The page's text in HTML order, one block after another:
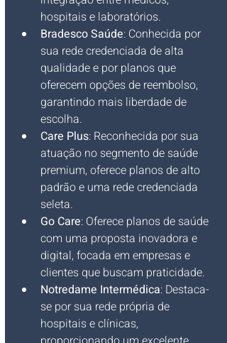
hospitais e laboratórios.
Bradesco Saúde: Conhecida por
sua rede credenciada de alta
qualidade e por planos que
oferecem opções de reembolso,
garantindo mais liberdade de
escolha.
Care Plus: Reconhecida por sua
atuação no segmento de saúde
premium, oferece planos de alto
padrão e uma rede credenciada
seleta.
Go Care: Oferece planos de saúde
com uma proposta inovadora e
digital, focada em empresas e
clientes que buscam praticidade.
Notredame Intermédica: Destaca-
se por sua rede própria de
hospitais e clínicas,